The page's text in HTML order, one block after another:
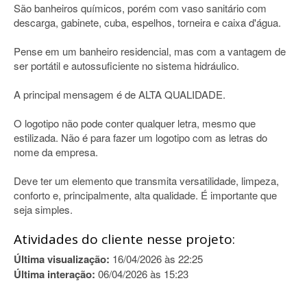
São banheiros químicos, porém com vaso sanitário com
descarga, gabinete, cuba, espelhos, torneira e caixa d'água.
Pense em um banheiro residencial, mas com a vantagem de
ser portátil e autossuficiente no sistema hidráulico.
A principal mensagem é de ALTA QUALIDADE.
O logotipo não pode conter qualquer letra, mesmo que
estilizada. Não é para fazer um logotipo com as letras do
nome da empresa.
Deve ter um elemento que transmita versatilidade, limpeza,
conforto e, principalmente, alta qualidade. É importante que
seja simples.
Atividades do cliente nesse projeto:
Última visualização: 16/04/2026 às 22:25
Última interação: 06/04/2026 às 15:23